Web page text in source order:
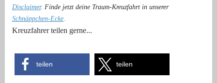
Disclaimer. Finde jetzt deine Traum-Kreuzfahrt in unserer
Schnäppchen-Ecke.
Kreuzfahrer teilen gerne...
teilen teilen